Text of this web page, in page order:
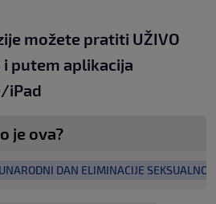
možete pratiti UŽIVO
i putem aplikacija
iPad
je ova?
DAN ELIMINACIJE